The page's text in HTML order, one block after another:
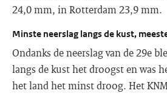
24,0 mm, in Rotterdam 23,9 mm.
Minste neerslag langs de kust,
Ondanks de neerslag van de 29e
langs de kust het droogst en was
het land het minst droog. Het